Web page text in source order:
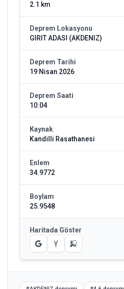
2.1 km
Deprem Lokasyonu
GIRIT ADASI (AKDENIZ)
Deprem Tarihi
19 Nisan 2026
Deprem Saati
10:04
Kaynak
Kandilli Rasathanesi
Enlem
34.9772
Boylam
25.9548
Haritada Göster